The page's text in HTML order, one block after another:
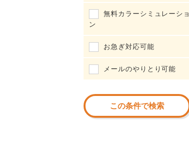
無料カラーシミュレーショ
ン
お急ぎ対応可能
メールのやりとり可能
この条件で検索